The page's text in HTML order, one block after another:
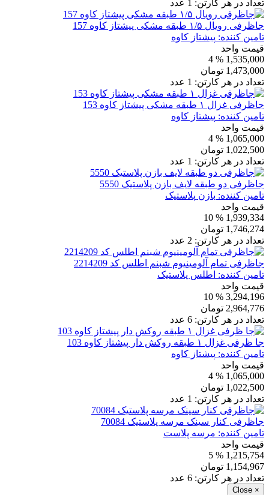
تعداد در هر کارتن: 1 عدد
جاظرفی رویال ۱/۵ طبقه مشکی پیشتاز کاوه 157
تامین کننده: پیشتاز کاوه
قیمت واحد
1,535,000
% 4
1,473,000 تومان
تعداد در هر کارتن: 1 عدد
جاظرفی غزال ۱ طبقه مشکی پیشتاز کاوه 153
تامین کننده: پیشتاز کاوه
قیمت واحد
1,065,000
% 4
1,022,500 تومان
تعداد در هر کارتن: 1 عدد
جاظرفی دو طبقه لایف بازن پلاستیک 5550
تامین کننده: بازن پلاستیک
قیمت واحد
1,939,334
% 10
1,746,274 تومان
تعداد در هر کارتن: 2 عدد
جاظرفی تمام آلومینیوم شبنم اطلس کد 2214209
تامین کننده: اطلس پلاستیک
قیمت واحد
3,294,196
% 10
2,964,776 تومان
تعداد در هر کارتن: 6 عدد
جا ظرفی غزال ۱ طبقه روکش دار پیشتاز کاوه 103
تامین کننده: پیشتاز کاوه
قیمت واحد
1,065,000
% 4
1,022,500 تومان
تعداد در هر کارتن: 1 عدد
جاظرفی کنار سینک مرسه پلاستیک 70084
تامین کننده: مرسه پلاست
قیمت واحد
1,215,754
% 5
1,154,967 تومان
تعداد در هر کارتن: 6 عدد
×
Close